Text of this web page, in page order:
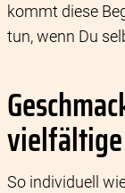
kommt diese
tun, wenn Du
So individuell